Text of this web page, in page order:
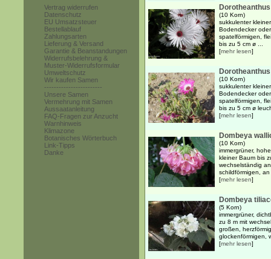
Vertrag widerrufen
Datenschutz
EU Umsatzsteuer
Bestellablauf
Zahlungsarten
Lieferung & Versand
Garantie & Beanstandungen
Widerrufsbelehrung &
Muster-Widerrufsformular
Umweltschutz
Wir kaufen Samen
------------------------
Unsere Samen
Vermehrung mit Samen
Aussaatanleitung
FAQ-Fragen zur Anzucht
Warnhinweis
Klimazone
Botanisches Wörterbuch
Link-Tipps
Danke
(10 Korn)
sukkulenter
Bodendecker
spatelförmigen,
bis zu 5 cm ø ...
[mehr lesen]
(10 Korn)
sukkulenter
Bodendecker
spatelförmigen,
bis zu 5 cm ø
[mehr lesen]
Dombeya
(10 Korn)
immergrüner,
kleiner Baum bis
wechselständig
schildförmigen,
[mehr lesen]
Dombeya
(5 Korn)
immergrüner,
zu 8 m mit
großen,
glockenförmigen,
[mehr lesen]